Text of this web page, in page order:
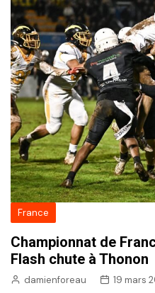
France
Championnat de
Flash chute à Thonon
damienforeau 19 mars